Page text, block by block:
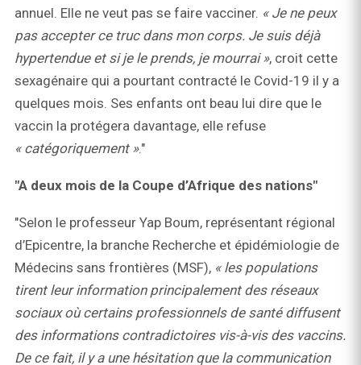
annuel. Elle ne veut pas se faire vacciner. « Je ne peux
pas accepter ce truc dans mon corps. Je suis déjà
hypertendue et si je le prends, je mourrai », croit cette
sexagénaire qui a pourtant contracté le Covid-19 il y a
quelques mois. Ses enfants ont beau lui dire que le
vaccin la protégera davantage, elle refuse
« catégoriquement »."
"A deux mois de la Coupe d’Afrique des nations"
"Selon le professeur Yap Boum, représentant régional
d’Epicentre, la branche Recherche et épidémiologie de
Médecins sans frontières (MSF), « les populations
tirent leur information principalement des réseaux
sociaux où certains professionnels de santé diffusent
des informations contradictoires vis-à-vis des vaccins.
De ce fait, il y a une hésitation que la communication